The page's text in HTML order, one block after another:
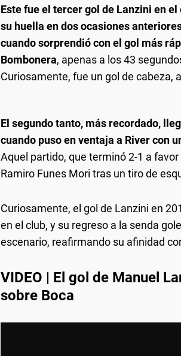
Este fue el tercer gol de Lanzini en
su huella en dos ocasiones
cuando sorprendió con el gol más
Bombonera, apenas a los 43
Curiosamente, fue un gol de cabeza,
El segundo tanto, más recordado,
cuando puso en ventaja a River con
Aquel partido, que terminó 2-1 a
Ramiro Funes Mori tras un tiro de
Curiosamente, el gol de Lanzini en
en el club, y su regreso a la senda
escenario, reafirmando su afinidad
VIDEO | El gol de Manuel
sobre Boca